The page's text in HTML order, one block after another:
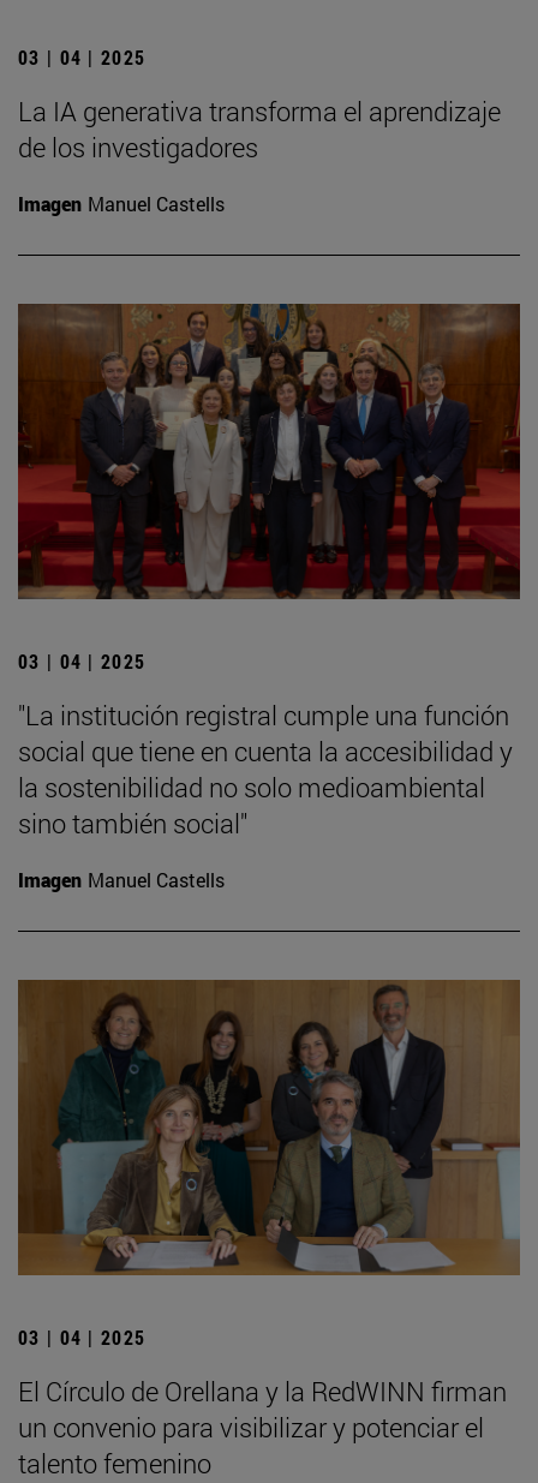
03 | 04 | 2025
La IA generativa transforma el aprendizaje
de los investigadores
Imagen Manuel Castells
03 | 04 | 2025
"La institución registral cumple una función
social que tiene en cuenta la accesibilidad y
la sostenibilidad no solo medioambiental
sino también social"
Imagen Manuel Castells
03 | 04 | 2025
El Círculo de Orellana y la RedWINN firman
un convenio para visibilizar y potenciar el
talento femenino